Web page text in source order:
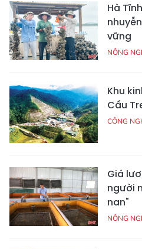
Hà
vững
NÔNG
Khu
Cầu
CÔNG
Giá
người
nan"
NÔNG